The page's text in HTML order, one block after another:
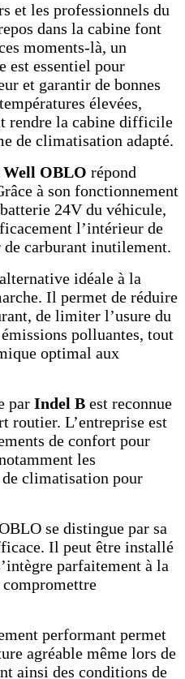
et les professionnels du
dans la cabine font
moments-là, un
est essentiel pour
et garantir de bonnes
élevées,
rendre la cabine difficile
de climatisation adapté.
Well OBLO répond
à son fonctionnement
24V du véhicule,
l’intérieur de
de carburant inutilement.
idéale à la
Il permet de réduire
de limiter l’usure du
polluantes, tout
optimal aux
par Indel B est reconnue
routier. L’entreprise est
de confort pour
les
climatisation pour
se distingue par sa
Il peut être installé
parfaitement à la
performant permet
agréable même lors de
ainsi des conditions de